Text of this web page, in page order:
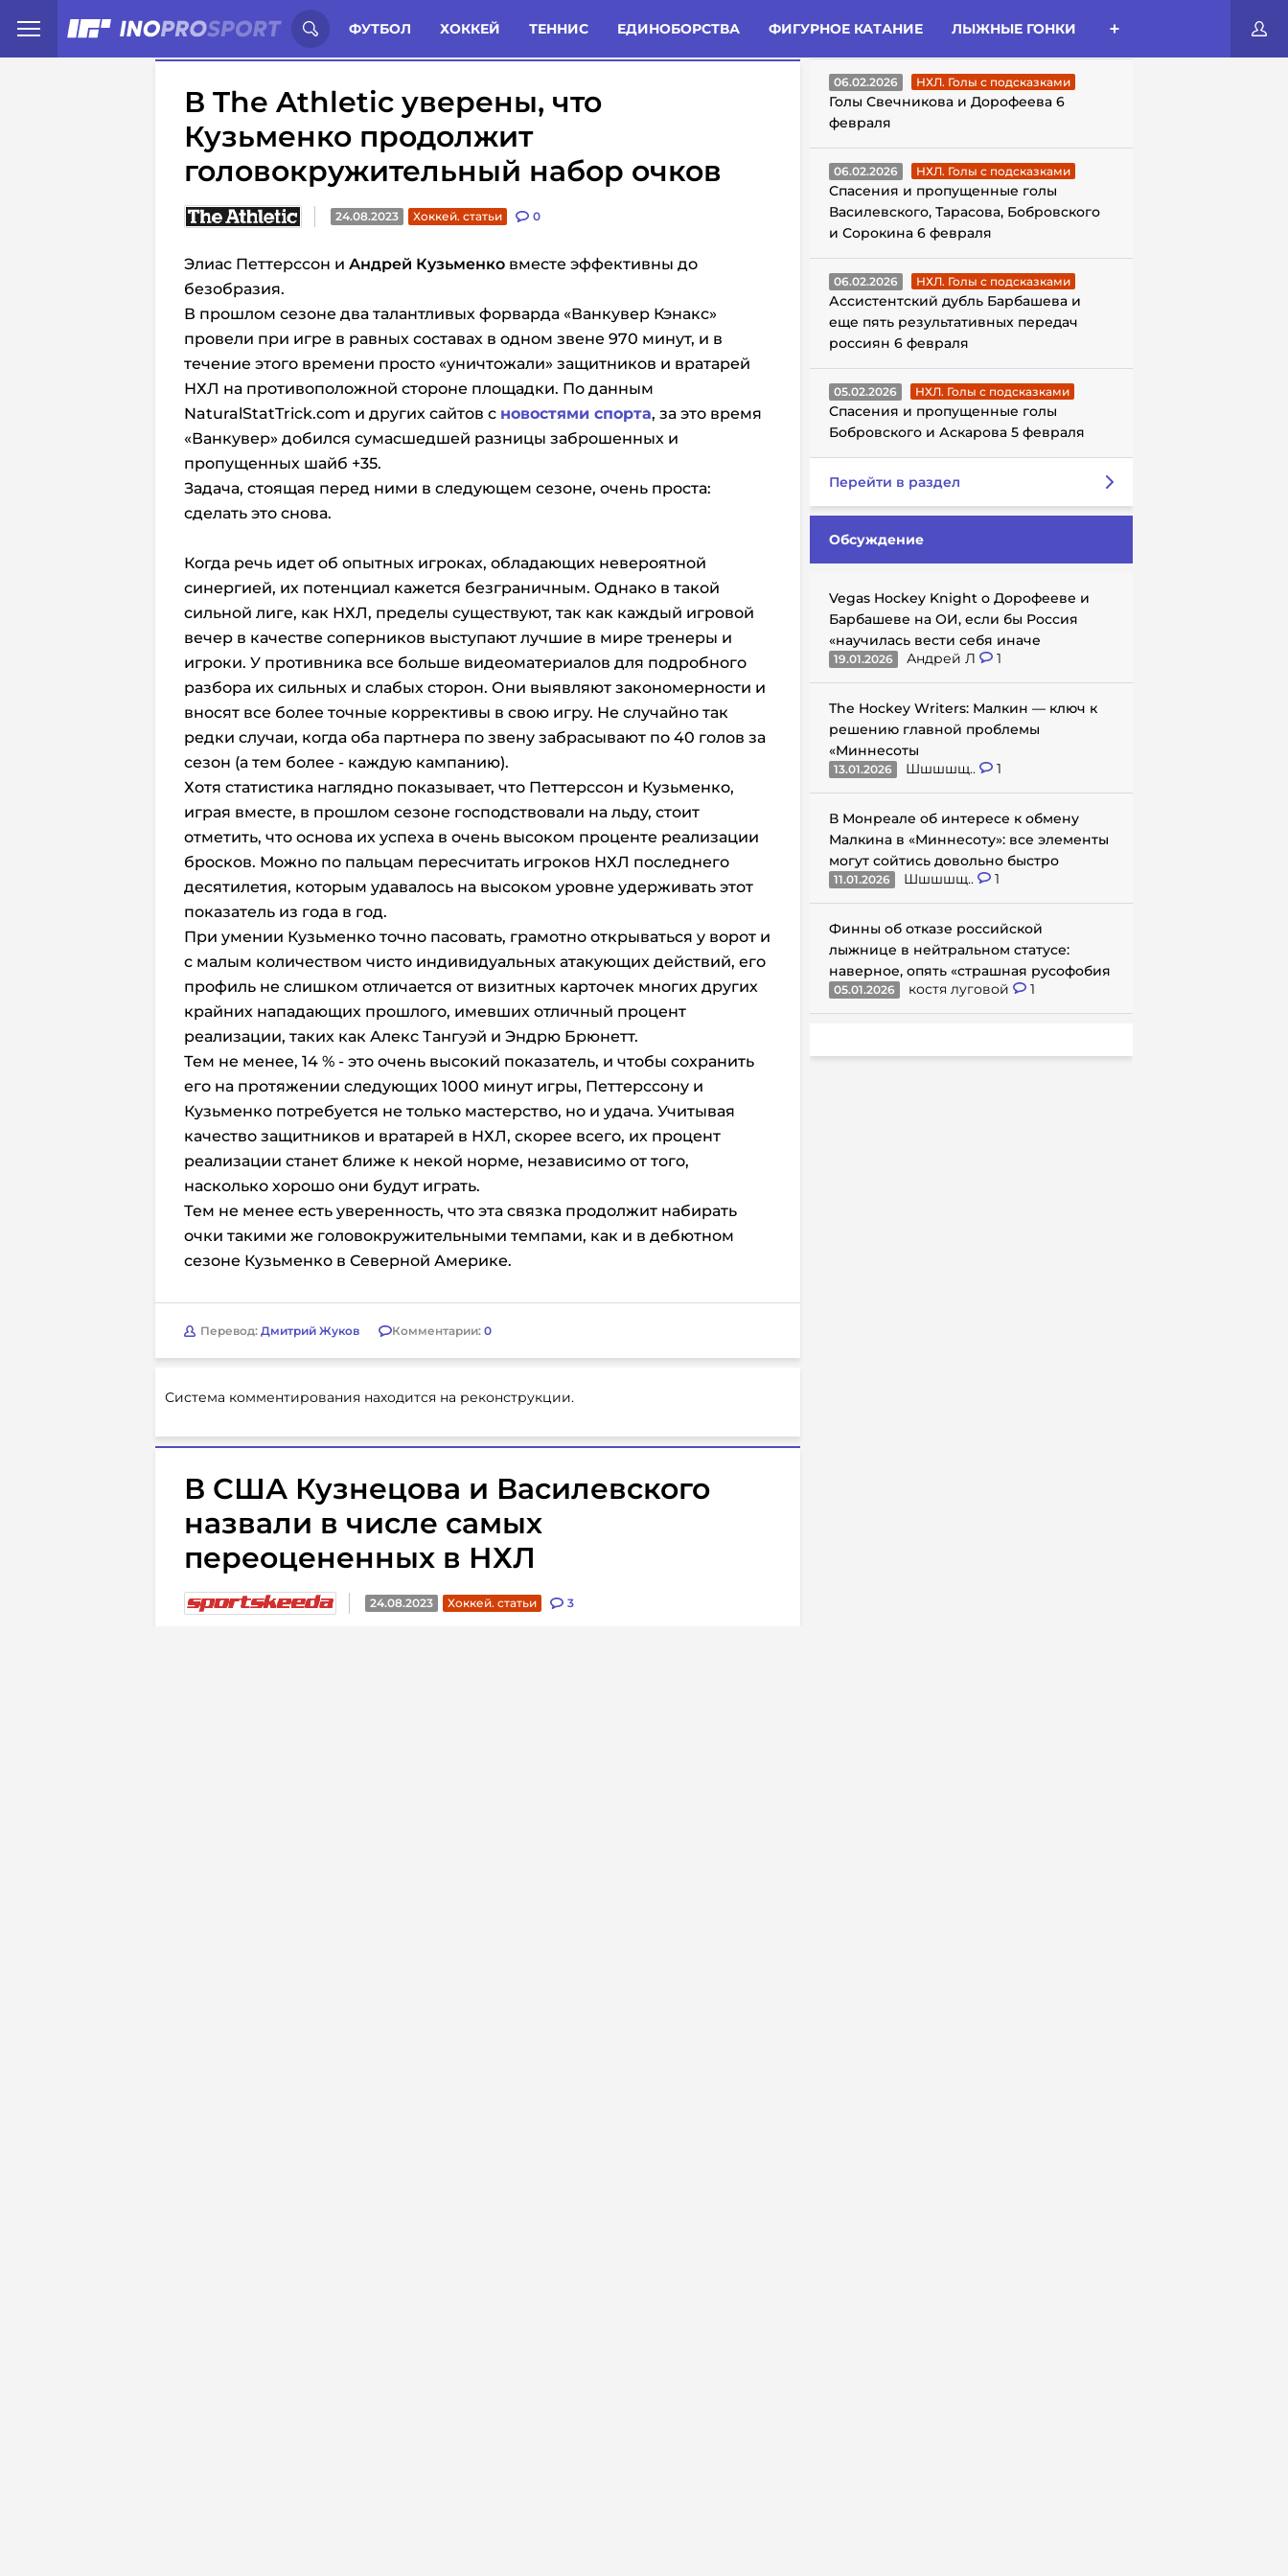
ФУТБОЛ ХОККЕЙ ТЕННИС ЕДИНОБОРСТВА ФИГУРНОЕ КАТАНИЕ ЛЫЖНЫЕ ГОНКИ
Иностранцы о спорте России: Статьи Комменты Новости
В The Athletic уверены, что
Кузьменко продолжит
головокружительный набор очков
24.08.2023 Хоккей. статьи 0
Элиас Петтерссон и Андрей Кузьменко вместе эффективны до
безобразия.
В прошлом сезоне два талантливых форварда «Ванкувер Кэнакс»
провели при игре в равных составах в одном звене 970 минут, и в
течение этого времени просто «уничтожали» защитников и вратарей
НХЛ на противоположной стороне площадки. По данным
NaturalStatTrick.com и других сайтов с новостями спорта, за это время
«Ванкувер» добился сумасшедшей разницы заброшенных и
пропущенных шайб +35.
Задача, стоящая перед ними в следующем сезоне, очень проста:
сделать это снова.
Когда речь идет об опытных игроках, обладающих невероятной
синергией, их потенциал кажется безграничным. Однако в такой
сильной лиге, как НХЛ, пределы существуют, так как каждый игровой
вечер в качестве соперников выступают лучшие в мире тренеры и
игроки. У противника все больше видеоматериалов для подробного
разбора их сильных и слабых сторон. Они выявляют закономерности и
вносят все более точные коррективы в свою игру. Не случайно так
редки случаи, когда оба партнера по звену забрасывают по 40 голов за
сезон (а тем более - каждую кампанию).
Хотя статистика наглядно показывает, что Петтерссон и Кузьменко,
играя вместе, в прошлом сезоне господствовали на льду, стоит
отметить, что основа их успеха в очень высоком проценте реализации
бросков. Можно по пальцам пересчитать игроков НХЛ последнего
десятилетия, которым удавалось на высоком уровне удерживать этот
показатель из года в год.
При умении Кузьменко точно пасовать, грамотно открываться у ворот и
с малым количеством чисто индивидуальных атакующих действий, его
профиль не слишком отличается от визитных карточек многих других
крайних нападающих прошлого, имевших отличный процент
реализации, таких как Алекс Тангуэй и Эндрю Брюнетт.
Тем не менее, 14 % - это очень высокий показатель, и чтобы сохранить
его на протяжении следующих 1000 минут игры, Петтерссону и
Кузьменко потребуется не только мастерство, но и удача. Учитывая
качество защитников и вратарей в НХЛ, скорее всего, их процент
реализации станет ближе к некой норме, независимо от того,
насколько хорошо они будут играть.
Тем не менее есть уверенность, что эта связка продолжит набирать
очки такими же головокружительными темпами, как и в дебютном
сезоне Кузьменко в Северной Америке.
Перевод: Дмитрий Жуков Комментарии: 0
Система комментирования находится на реконструкции.
В США Кузнецова и Василевского
назвали в числе самых
переоцененных в НХЛ
24.08.2023 Хоккей. статьи 3
ГОЛЫ С ПОДСКАЗКАМИ
06.02.2026 НХЛ. Голы с подсказками
Голы Свечникова и Дорофеева 6
февраля
06.02.2026 НХЛ. Голы с подсказками
Спасения и пропущенные голы
Василевского, Тарасова, Бобровского
и Сорокина 6 февраля
06.02.2026 НХЛ. Голы с подсказками
Ассистентский дубль Барбашева и
еще пять результативных передач
россиян 6 февраля
05.02.2026 НХЛ. Голы с подсказками
Спасения и пропущенные голы
Бобровского и Аскарова 5 февраля
Перейти в раздел
Обсуждение
Vegas Hockey Knight о Дорофееве и
Барбашеве на ОИ, если бы Россия
«научилась вести себя иначе
19.01.2026 Андрей Л 1
The Hockey Writers: Малкин — ключ к
решению главной проблемы
«Миннесоты
13.01.2026 Шшшшщ.. 1
В Монреале об интересе к обмену
Малкина в «Миннесоту»: все элементы
могут сойтись довольно быстро
11.01.2026 Шшшшщ.. 1
Финны об отказе российской
лыжнице в нейтральном статусе:
наверное, опять «страшная русофобия
05.01.2026 костя луговой 1